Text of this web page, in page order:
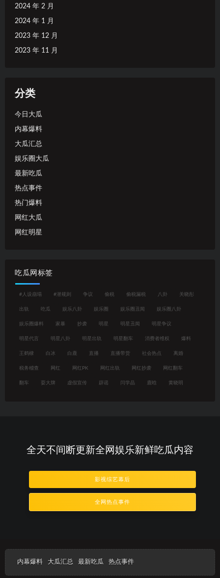
2024 年 2 月
2024 年 1 月
2023 年 12 月
2023 年 11 月
分类
今日大瓜
内幕爆料
大瓜汇总
娱乐圈大瓜
最新吃瓜
热点事件
热门爆料
网红大瓜
网红明星
吃瓜网标签
#人设崩塌 #潜规则 争议 偷税 偷税漏税 八卦 关晓彤
出轨 吃瓜 娱乐八卦 娱乐圈 娱乐圈丑闻 娱乐圈八卦
娱乐圈爆料 家暴 抄袭 明星 明星丑闻 明星争议
明星代言 明星八卦 明星出轨 明星翻车 消费者维权 爆料
王鹤棣 白冰 白鹿 直播 直播带货 社会热点 离婚
税务稽查 网红 网红PK 网红出轨 网红抄袭 网红翻车
翻车 耍大牌 虚假宣传 辟谣 闫学晶 鹿晗 黄晓明
全天不间断更新全网娱乐新鲜吃瓜内容
影视综艺幕后
全网热点事件
内幕爆料 大瓜汇总 最新吃瓜 热点事件